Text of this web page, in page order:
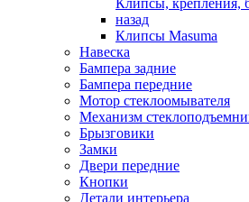
Клипсы, крепления,
назад
Клипсы Masuma
Навеска
Бампера задние
Бампера передние
Мотор стеклоомывателя
Механизм
Брызговики
Замки
Двери передние
Кнопки
Детали интерьера